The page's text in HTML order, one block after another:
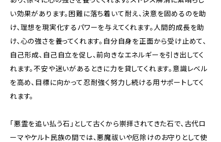
い効果があります。困難に落ち着いて耐え、決意を固めるのを助
け、理想を現実化するパワーを与えてくれます。人間的成長を助
け、心の強さを養ってくれます。自分自身を正面から受け止めて、
自己形成、自己自立を促し、前向きなエネルギーを引き出してく
れます。不安や迷いがあるときに力を貸してくれます。意識レベル
を高め、目標に向かって忍耐強く努力し続ける用サポートしてく
れます。
「悪霊を追い払う石」として古くから崇拝されてきた石で、古代ロ
ーマやケルト民族の間では、悪魔祓いや厄除けのお守りとして使